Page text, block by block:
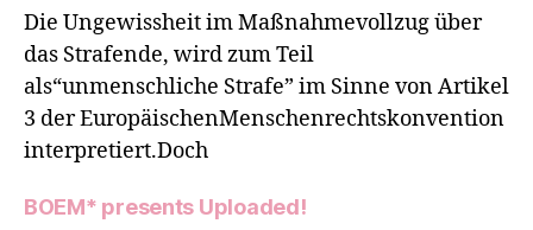
Die Ungewissheit im Maßnahmevollzug über
das Strafende, wird zum Teil
als“unmenschliche Strafe” im Sinne von Artikel
3 der EuropäischenMenschenrechtskonvention
interpretiert.Doch
BOEM* presents Uploaded!